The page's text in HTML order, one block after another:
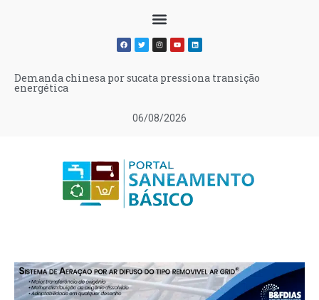
06/08/2026
Demanda chinesa por sucata pressiona transição
energética